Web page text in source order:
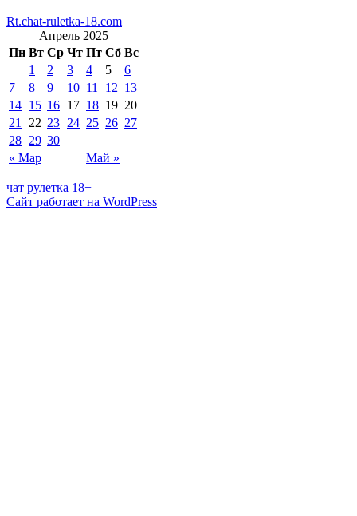
Rt.chat-ruletka-18.com
Апрель 2025
Пн Вт Ср Чт Пт Сб Вс
« Мар Май »
1 2 3 4 5
6
7
8 9 10 11 12 13
14 15 16 17 18 19 20
21
22 23 24 25 26 27
28 29 30
чат рулетка 18+
Сайт работает на WordPress